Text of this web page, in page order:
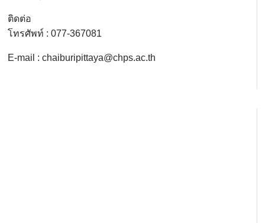
ติดต่อ
โทรศัพท์ : 077-367081
E-mail : chaiburipittaya@chps.ac.th